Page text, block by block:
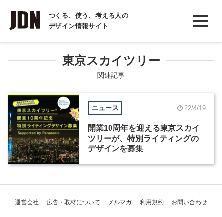
つくる、使う、考える人の
デザイン情報サイト
INTERVIEW
インタビュー
REPORT
COLUMN
コラム
東京スカイツリー
関連記事
ニュース 22/4/19
開業10周年を迎える東京スカイ
ツリーが、特別ライティングの
デザインを募集
運営会社 広告・取材について メルマガ 利用規約 お問い合わせ